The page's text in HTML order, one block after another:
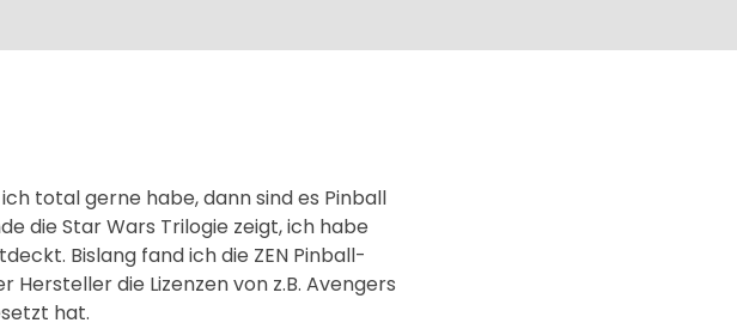
total gerne habe, dann sind es Pinball
die Star Wars Trilogie zeigt, ich habe
Bislang fand ich die ZEN Pinball-
die Lizenzen von z.B. Avengers
hat.